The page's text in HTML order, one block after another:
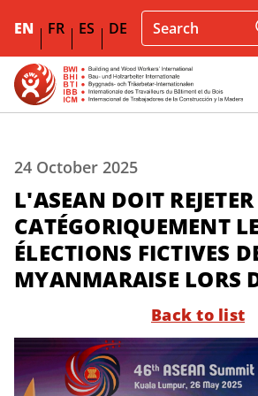
EN FR ES DE
24 October 2025
L'ASEAN DOIT REJETER
CATÉGORIQUEMENT
ÉLECTIONS FICTIVES
MYANMARAISE LORS
Back to list